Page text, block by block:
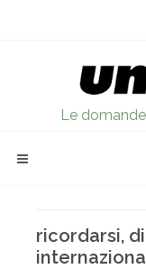
Le
ricordarsi,